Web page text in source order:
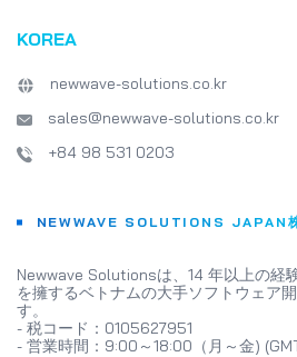
KOREA
newwave-solutions.co.kr
sales@newwave-solutions.co.kr
+84 98 531 0203
NEWWAVE SOLUTIONS JAPAN
Newwave Solutionsは、14 年以上の経
を擁するベトナムの大手ソフトウェア
す。
- 税コード：0105627951
- 営業時間：9:00～18:00（月～金)